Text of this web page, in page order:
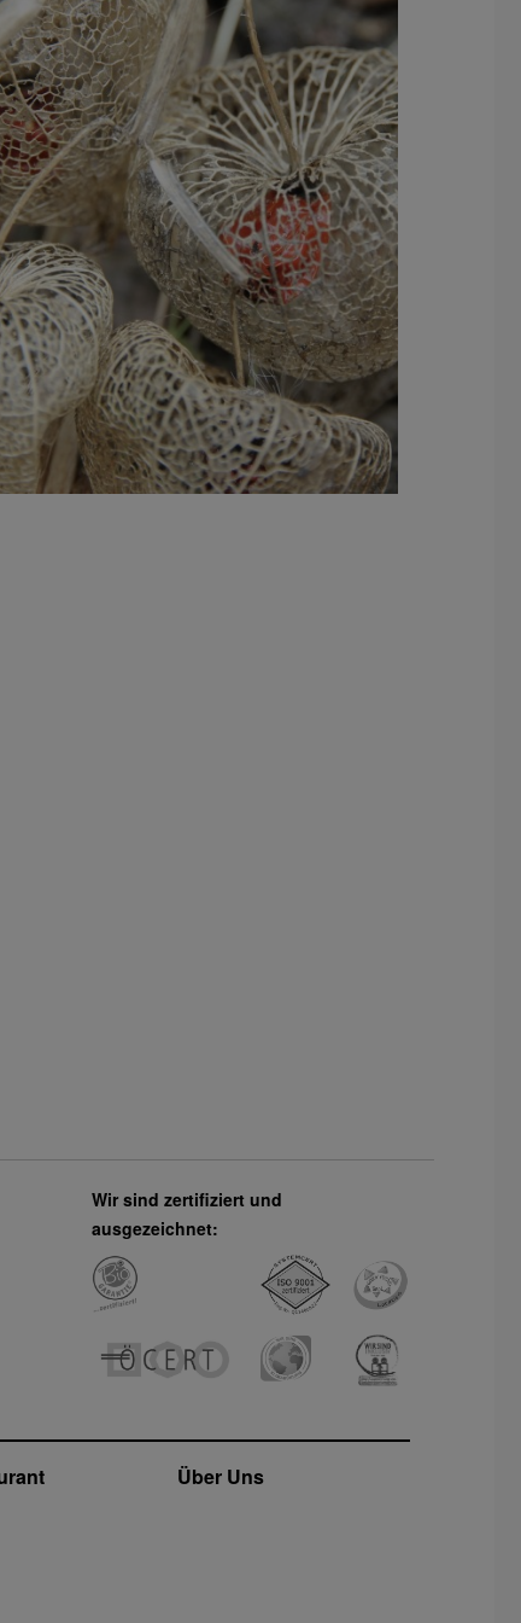
Wir sind zertifiziert und
ausgezeichnet:
Über Uns